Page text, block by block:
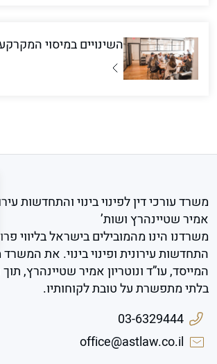
השינויים במיסוי המקרקעין
משרד עורכי דין לפינוי בינוי והתחדשות
אמיר שטיינהרץ ושות’
משרדנו הינו מהמובילים בישראל בליווי
התחדשות עירונית ופינוי בינוי. את המשרד
המייסד, עו”ד ונוטריון אמיר שטיינהרץ,
בלתי מתפשרת על טובת לקוחותיו.
03-6329444
office@astlaw.co.il